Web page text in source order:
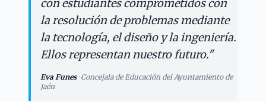
con estudiantes comprometidos con
la resolución de problemas mediante
la tecnología, el diseño y la ingeniería.
Ellos representan nuestro futuro."
Eva Funes·Concejala de Educación del Ayuntamiento de
Jaén